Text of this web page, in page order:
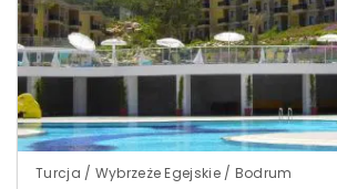
Turcja / Wybrzeże Egejskie / Bodrum